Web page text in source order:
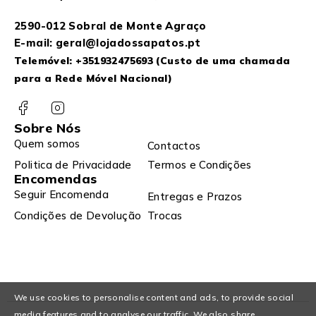
2590-012 Sobral de Monte Agraço
E-mail: geral@lojadossapatos.pt
Telemóvel: +351932475693 (Custo de uma chamada
para a Rede Móvel Nacional)
Sobre Nós
Quem somos
Contactos
Politica de Privacidade
Termos e Condições
Encomendas
Seguir Encomenda
Entregas e Prazos
Condições de Devolução Trocas
We use cookies to personalise content and ads, to provide social